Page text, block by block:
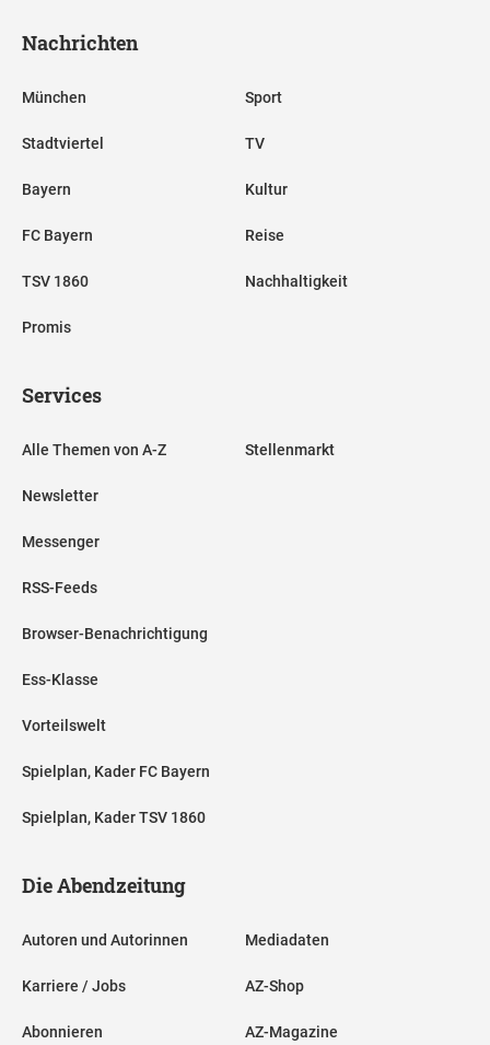
Nachrichten
München
Stadtviertel
Bayern
FC Bayern
TSV 1860
Promis
Sport
TV
Kultur
Reise
Nachhaltigkeit
Services
Alle Themen von A-Z
Newsletter
Messenger
RSS-Feeds
Browser-Benachrichtigung
Ess-Klasse
Vorteilswelt
Spielplan, Kader FC Bayern
Spielplan, Kader TSV 1860
Stellenmarkt
Die Abendzeitung
Autoren und Autorinnen
Karriere / Jobs
Abonnieren
Mediadaten
AZ-Shop
AZ-Magazine